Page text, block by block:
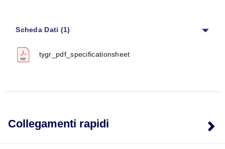
specifica applicazione.
Nota:
colore. Ordine minimo di 4000' per colori
Scheda Dati (1)
tygr_pdf_specificationsheet
Collegamenti rapidi